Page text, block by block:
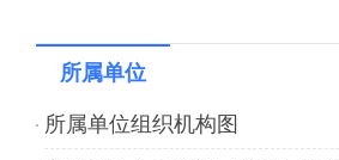
所属单位
所属单位组织机构图